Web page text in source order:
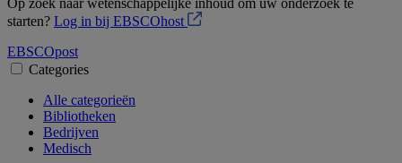
Op zoek naar wetenschappelijke inhoud om uw onderzoek te
starten? Log in bij EBSCOhost
EBSCOpost
Categories
Alle categorieën
Bibliotheken
Bedrijven
Medisch